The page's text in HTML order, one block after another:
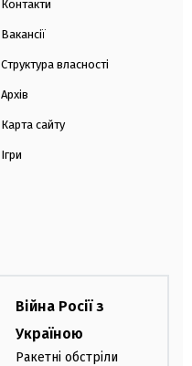
Контакти
Вакансії
Структура власності
Архів
Карта сайту
Ігри
Війна Росії з
Україною
Ракетні обстріли